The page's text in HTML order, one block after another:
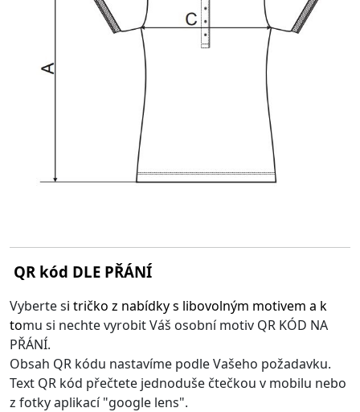
QR kód DLE PŘÁNÍ
Vyberte si tričko z nabídky s libovolným motivem a k
tomu si nechte vyrobit Váš osobní motiv QR KÓD NA
PŘÁNÍ.
Obsah QR kódu nastavíme podle Vašeho požadavku.
Text QR kód přečtete jednoduše čtečkou v mobilu nebo
z fotky aplikací "google lens".